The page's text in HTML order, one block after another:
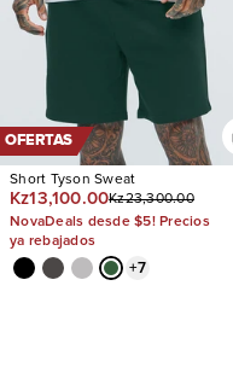
OFERTAS
Short Tyson Sweat
Kz13,100.00Kz23,300.00
NovaDeals desde $5! Precios
ya rebajados
+7